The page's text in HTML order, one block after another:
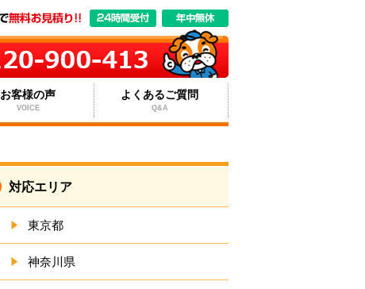
お客様の声
VOICE
よくあるご質問
Q&A
対応エリア
東京都
神奈川県